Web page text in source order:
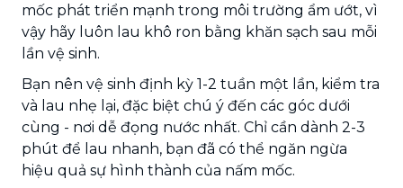
mốc phát triển mạnh trong môi trường ẩm ướt, vì
vậy hãy luôn lau khô ron bằng khăn sạch sau mỗi
lần vệ sinh.
Bạn nên vệ sinh định kỳ 1-2 tuần một lần, kiểm tra
và lau nhẹ lại, đặc biệt chú ý đến các góc dưới
cùng - nơi dễ đọng nước nhất. Chỉ cần dành 2-3
phút để lau nhanh, bạn đã có thể ngăn ngừa
hiệu quả sự hình thành của nấm mốc.